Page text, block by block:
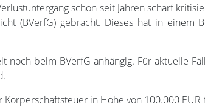
schon seit Jahren scharf
(BVerfG) gebracht. Dieses hat in einem
beim BVerfG anhängig. Für aktuelle
in Höhe von 100.000